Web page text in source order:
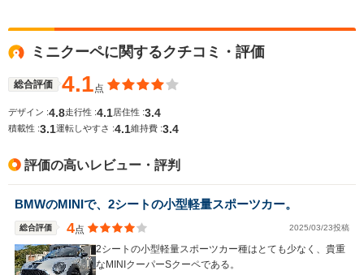
WLTCモード
燃費
排気量
駆動方式
-
1598cc
FF
ミニクーペに関するクチコミ・評価
総合評価 4.1点
デザイン :4.8走行性 :4.1 居住性 :3.4
積載性 :3.1運転しやすさ :4.1維持費 :3.4
評価の高いレビュー・評判
BMWのMINIで、2シートの小型軽量スポーツカー。
総合評価 4点 2025/03/23投稿
2シートの小型軽量スポーツカー種はとても少なく、貴重
なMINIクーパーSクーペである。